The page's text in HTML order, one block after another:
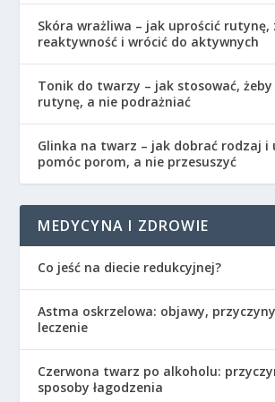
Skóra wrażliwa – jak uprościć rutynę,
reaktywność i wrócić do aktywnych
Tonik do twarzy – jak stosować,
rutynę, a nie podrażniać
Glinka na twarz – jak dobrać rodzaj i
pomóc porom, a nie przesuszyć
MEDYCYNA I ZDROWIE
Co jeść na diecie redukcyjnej?
Astma oskrzelowa: objawy,
leczenie
Czerwona twarz po alkoholu:
sposoby łagodzenia